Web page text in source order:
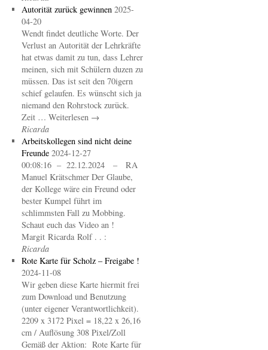
Autorität zurück gewinnen 2025-
04-20
Wendt findet deutliche Worte. Der
Verlust an Autorität der Lehrkräfte
hat etwas damit zu tun, dass Lehrer
meinen, sich mit Schülern duzen zu
müssen. Das ist seit den 70igern
schief gelaufen. Es wünscht sich ja
niemand den Rohrstock zurück.
Zeit … Weiterlesen →
Ricarda
Arbeitskollegen sind nicht deine
Freunde 2024-12-27
00:08:16 – 22.12.2024 – RA
Manuel Krätschmer Der Glaube,
der Kollege wäre ein Freund oder
bester Kumpel führt im
schlimmsten Fall zu Mobbing.
Schaut euch das Video an !
Margit Ricarda Rolf . . :
Ricarda
Rote Karte für Scholz – Freigabe !
2024-11-08
Wir geben diese Karte hiermit frei
zum Download und Benutzung
(unter eigener Verantwortlichkeit).
2209 x 3172 Pixel = 18,22 x 26,16
cm / Auflösung 308 Pixel/Zoll
Gemäß der Aktion: Rote Karte für